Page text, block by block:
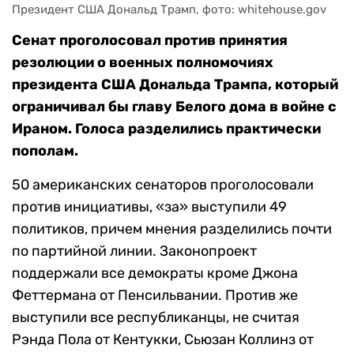
Президент США Дональд Трамп, фото: whitehouse.gov
Сенат проголосовал против принятия
резолюции о военных полномочиях
президента США Дональда Трампа, который
ограничивал бы главу Белого дома в войне с
Ираном. Голоса разделились практически
пополам.
50 американских сенаторов проголосовали
против инициативы, «за» выступили 49
политиков, причем мнения разделились почти
по партийной линии. Законопроект
поддержали все демократы кроме Джона
Феттермана от Пенсильвании. Против же
выступили все республиканцы, не считая
Рэнда Пола от Кентукки, Сьюзан Коллинз от